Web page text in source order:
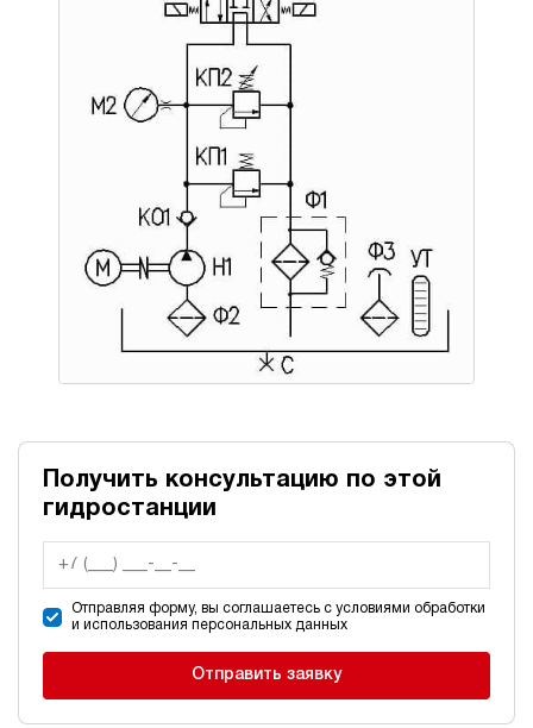
Получить консультацию по этой
гидростанции
Отправляя форму, вы соглашаетесь с условиями обработки
и использования персональных данных
Отправить заявку